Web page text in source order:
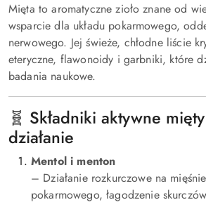
Mięta to aromatyczne zioło znane od
wsparcie dla układu pokarmowego,
nerwowego. Jej świeże, chłodne liście
eteryczne, flawonoidy i garbniki, które
badania naukowe.
🧬 Składniki aktywne
działanie
Mentol i menton
– Działanie rozkurczowe na
pokarmowego, łagodzenie